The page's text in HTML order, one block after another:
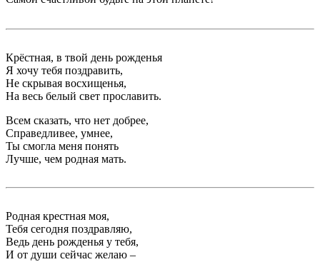
Крёстная, в твой день рожденья
Я хочу тебя поздравить,
Не скрывая восхищенья,
На весь белый свет прославить.
Всем сказать, что нет добрее,
Справедливее, умнее,
Ты смогла меня понять
Лучше, чем родная мать.
Родная крестная моя,
Тебя сегодня поздравляю,
Ведь день рожденья у тебя,
И от души сейчас желаю –